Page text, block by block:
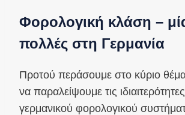
Φορολογική κλάση –
πολλές στη Γερμανία
Προτού περάσουμε στο κύριο
να παραλείψουμε τις
γερμανικού φορολογικού